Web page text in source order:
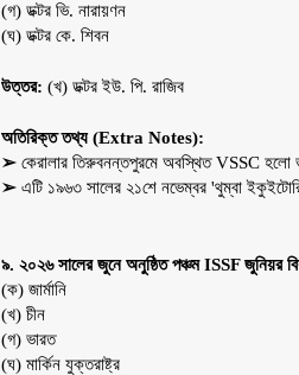
(গ) ডক্টর ভি. নারায়ণন
(ঘ) ডক্টর কে. শিবন
উত্তর: (খ) ডক্টর ইউ. পি. রাজিব
অতিরিক্ত তথ্য (Extra Notes):
➢ কেরালার তিরুবনন্তপুরমে অবস্থিত VSSC হলো
➢ এটি ১৯৬৩ সালের ২১শে নভেম্বর 'থুম্বা
৯. ২০২৬ সালের জুনে অনুষ্ঠিত পঞ্চম ISSF জুনিয়র
(ক) জার্মানি
(খ) চীন
(গ) ভারত
(ঘ) মার্কিন যুক্তরাষ্ট্র